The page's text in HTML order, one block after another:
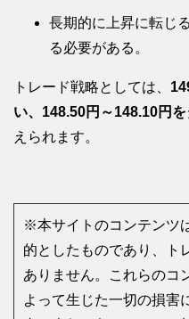
長期的に上昇に転じ
る必要がある。
トレード戦略としては、
い、148.50円～148.10円
えられます。
※本サイトのコンテンツ
的としたものであり、ト
ありません。これらのコ
よって生じた一切の損害